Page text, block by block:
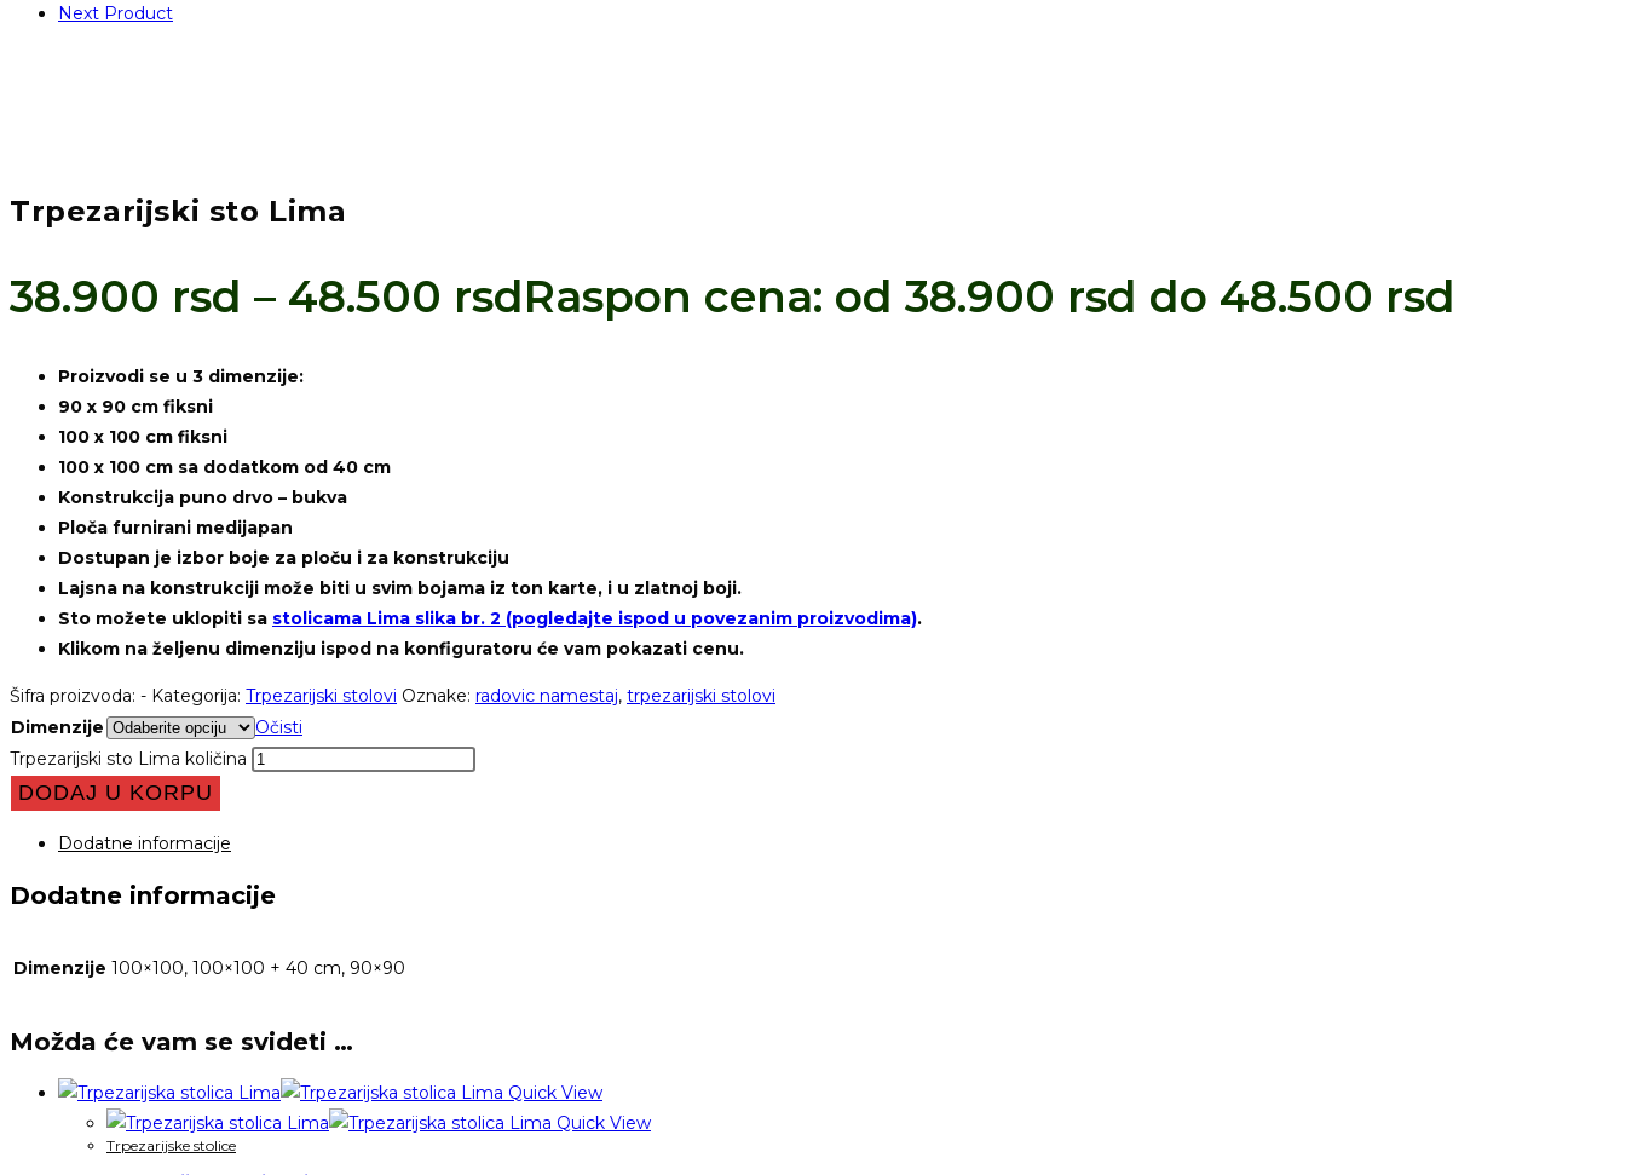
Next Product
Trpezarijski sto Lima
38.900 rsd – 48.500 rsdRaspon cena: od 38.900 rsd do 48.500 rsd
Proizvodi se u 3 dimenzije:
90 x 90 cm fiksni
100 x 100 cm fiksni
100 x 100 cm sa dodatkom od 40 cm
Konstrukcija puno drvo – bukva
Ploča furnirani medijapan
Dostupan je izbor boje za ploču i za konstrukciju
Lajsna na konstrukciji može biti u svim bojama iz ton karte, i u zlatnoj boji.
Sto možete uklopiti sa stolicama Lima slika br. 2 (pogledajte ispod u povezanim proizvodima).
Klikom na željenu dimenziju ispod na konfiguratoru će vam pokazati cenu.
Šifra proizvoda: - Kategorija: Trpezarijski stolovi Oznake: radovic namestaj, trpezarijski stolovi
Dimenzije
Očisti
Trpezarijski sto Lima količina
DODAJ U KORPU
Dodatne informacije
Dodatne informacije
Dimenzije 100×100, 100×100 + 40 cm, 90×90
Možda će vam se svideti …
Quick View
Quick View
Trpezarijske stolice